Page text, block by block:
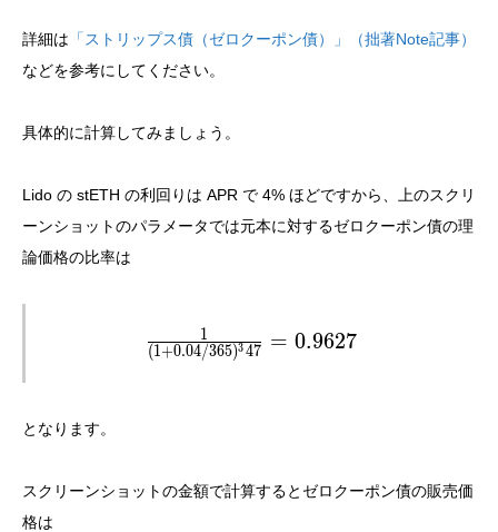
詳細は 「ストリップス債（ゼロクーポン債）」（拙著Note記事）
などを参考にしてください。
具体的に計算してみましょう。
Lido の stETH の利回りは APR で 4% ほどですから、上のスクリ
ーンショットのパラメータでは元本に対するゼロクーポン債の理
論価格の比率は
\frac{1}{(1 + 0.04 / 365)^347} =
(1+0.04/365)347
1 = 0.9627
となります。
スクリーンショットの金額で計算するとゼロクーポン債の販売価
格は